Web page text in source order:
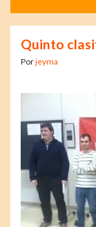
Quinto
Porjeyma